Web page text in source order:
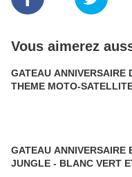
Vous aimerez
GATEAU ANNIVERSAIRE
THEME MOTO-
GATEAU ANNIVERSAIRE
JUNGLE - BLANC VERT